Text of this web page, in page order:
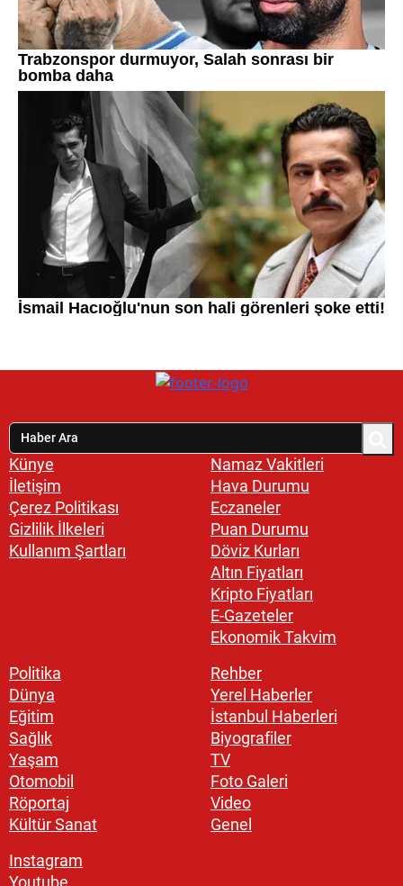
Künye
İletişim
Çerez Politikası
Gizlilik İlkeleri
Kullanım Şartları
Namaz Vakitleri
Hava Durumu
Eczaneler
Puan Durumu
Döviz Kurları
Altın Fiyatları
Kripto Fiyatları
E-Gazeteler
Ekonomik Takvim
Politika
Dünya
Eğitim
Sağlık
Yaşam
Otomobil
Röportaj
Kültür Sanat
Rehber
Yerel Haberler
İstanbul Haberleri
Biyografiler
TV
Foto Galeri
Video
Genel
Instagram
Youtube